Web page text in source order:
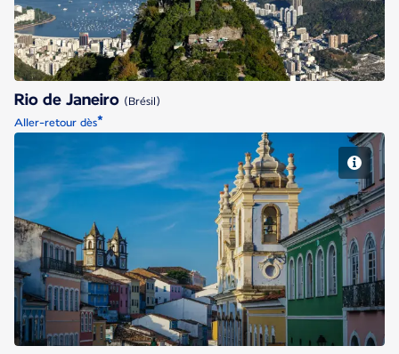
Rio de Janeiro (Brésil)
Aller-retour dès*
Salvador